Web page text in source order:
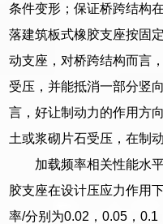
条件变形；保证桥跨结构
落建筑板式橡胶支座按固
动支座，对桥跨结构而言
受压，并能抵消一部分竖
言，好让制动力的作用方
土或浆砌片石受压，在制
加载频率相关性能水
胶支座在设计压应力作用
率/分别为0.02，0.05，